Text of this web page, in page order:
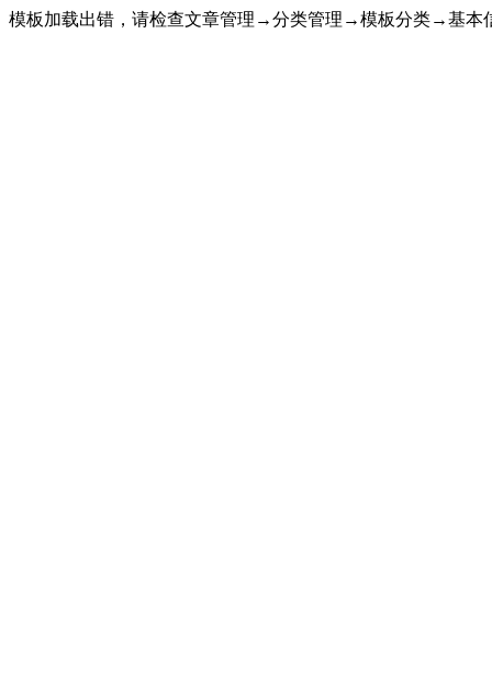
模板加载出错，请检查文章管理→分类管理→模板分类→基本